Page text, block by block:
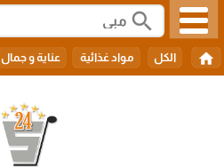
search
home الكل مواد غذائية عناية و جمال